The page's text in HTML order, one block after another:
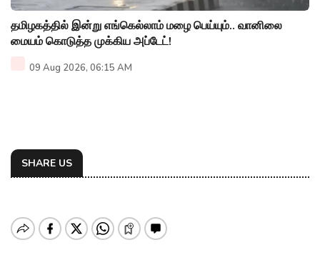
தமிழகத்தில் இன்று எங்கெல்லாம் மழை பெய்யும்.. வானிலை
மையம் கொடுத்த முக்கிய அப்டேட்!
09 Aug 2026, 06:15 AM
SHARE US